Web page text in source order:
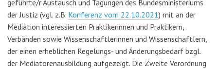
geführte/r Austausch und Tagungen des Bundesministeriums
der Justiz (vgl. z.B. Konferenz vom 22.10.2021) mit an der
Mediation interessierten Praktikerinnen und Praktikern,
Verbänden sowie Wissenschaftlerinnen und Wissenschaftlern,
der einen erheblichen Regelungs- und Änderungsbedarf bzgl.
der Mediatorenausbildung aufgezeigt. Die Zweite Verordnung